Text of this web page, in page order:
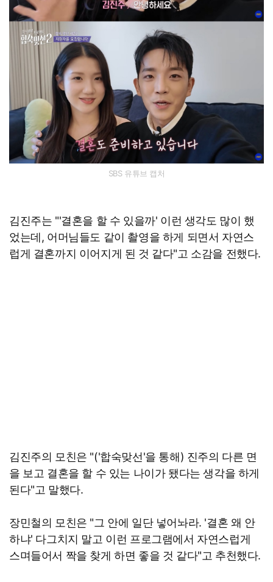
SBS 유튜브 캡처
김진주는 "'결혼을 할 수 있을까' 이런 생각도 많이 했
었는데, 어머님들도 같이 촬영을 하게 되면서 자연스
럽게 결혼까지 이어지게 된 것 같다"고 소감을 전했다.
김진주의 모친은 "('합숙맞선'을 통해) 진주의 다른 면
을 보고 결혼을 할 수 있는 나이가 됐다는 생각을 하게
된다"고 말했다.
장민철의 모친은 "그 안에 일단 넣어놔라. '결혼 왜 안
하냐' 다그치지 말고 이런 프로그램에서 자연스럽게
스며들어서 짝을 찾게 하면 좋을 것 같다"고 추천했다.